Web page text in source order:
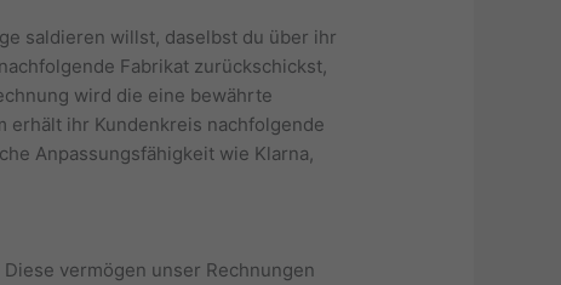
saldieren willst, daselbst du über ihr
Fabrikat zurückschickst,
wird die eine bewährte
erhält ihr Kundenkreis nachfolgende
Anpassungsfähigkeit wie Klarna,
vermögen unser Rechnungen